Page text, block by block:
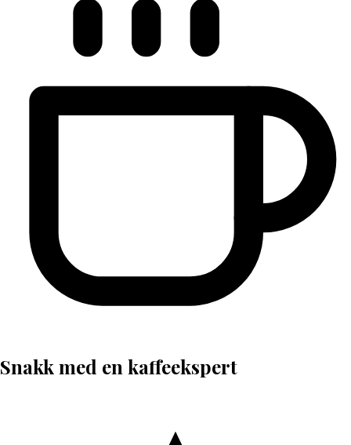
Snakk med en kaffeekspert